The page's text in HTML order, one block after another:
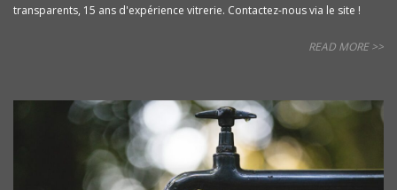
transparents, 15 ans d'expérience vitrerie. Contactez-nous via le site !
READ MORE >>